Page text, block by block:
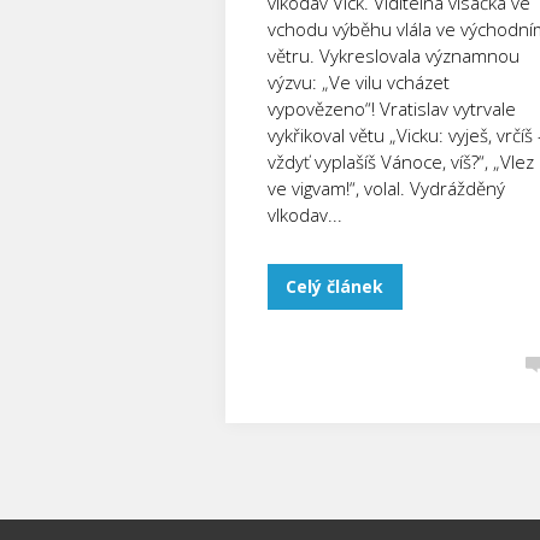
vchodu výběhu vlála ve
větru. Vykreslovala významnou
výzvu: „Ve vilu vcházet
vypovězeno“! Vratislav vytrvale
vykřikoval větu „Vicku: vyješ, vrčíš
vždyť vyplašíš Vánoce, víš?“, „Vlez
ve vigvam!“, volal. Vydrážděný
vlkodav...
Celý článek